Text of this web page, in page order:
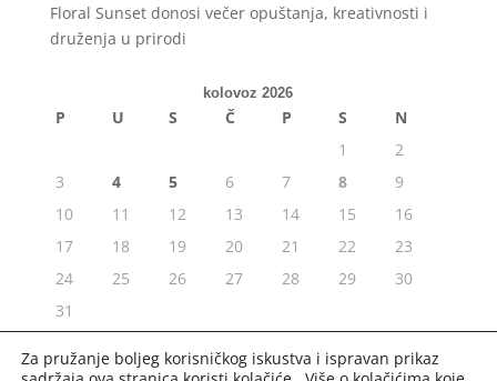
Floral Sunset donosi večer opuštanja, kreativnosti i
druženja u prirodi
kolovoz 2026
P U S Č P S
N
1
2
3
4 5 6 7 8
9
10
11 12 13 14 15
16
17
18 19 20 21 22
23
24
25 26 27 28 29
30
31
« srp
Za pružanje boljeg korisničkog iskustva i ispravan prikaz